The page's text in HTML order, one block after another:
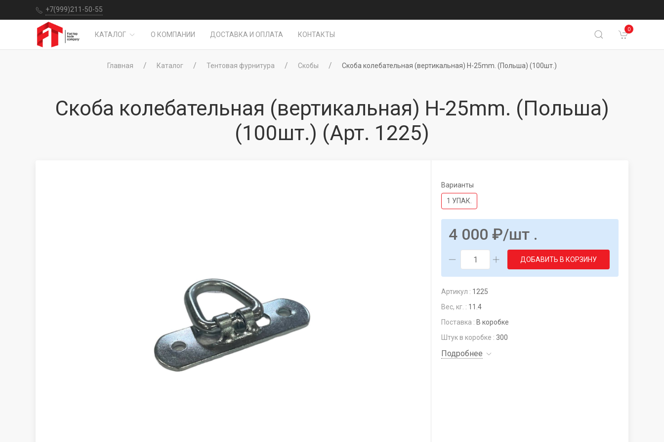
+7(999)211-50-55
КАТАЛОГ О КОМПАНИИ ДОСТАВКА И ОПЛАТА КОНТАКТЫ
0
Главная Каталог Тентовая фурнитура Скобы Скоба колебательная (вертикальная) H-25mm. (Польша) (100шт.)
Скоба колебательная (вертикальная) H-25mm. (Польша)
(100шт.) (Арт. 1225)
Варианты
1 УПАК.
4 000 ₽/шт .
ДОБАВИТЬ В КОРЗИНУ
Артикул : 1225
Вес, кг. : 11.4
Поставка : В коробке
Штук в коробке : 300
Подробнее